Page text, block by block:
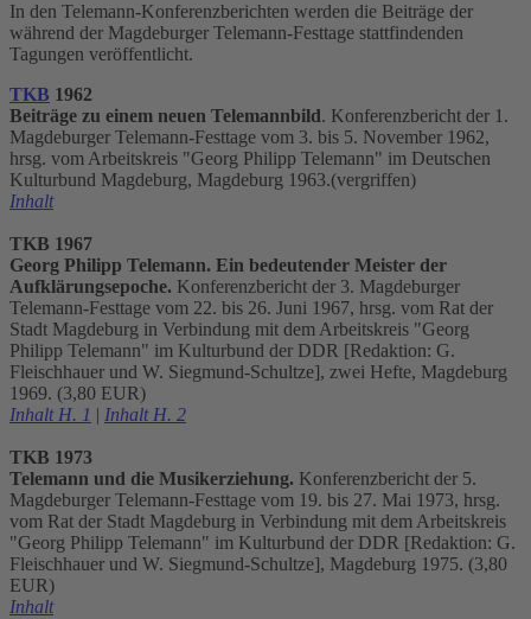
In den Telemann-Konferenzberichten werden die Beiträge der
während der Magdeburger Telemann-Festtage stattfindenden
Tagungen veröffentlicht.
TKB 1962
Beiträge zu einem neuen Telemannbild. Konferenzbericht der 1.
Magdeburger Telemann-Festtage vom 3. bis 5. November 1962,
hrsg. vom Arbeitskreis "Georg Philipp Telemann" im Deutschen
Kulturbund Magdeburg, Magdeburg 1963.(vergriffen)
Inhalt
TKB 1967
Georg Philipp Telemann. Ein bedeutender Meister der
Aufklärungsepoche. Konferenzbericht der 3. Magdeburger
Telemann-Festtage vom 22. bis 26. Juni 1967, hrsg. vom Rat der
Stadt Magdeburg in Verbindung mit dem Arbeitskreis "Georg
Philipp Telemann" im Kulturbund der DDR [Redaktion: G.
Fleischhauer und W. Siegmund-Schultze], zwei Hefte, Magdeburg
1969. (3,80 EUR)
Inhalt H. 1 | Inhalt H. 2
TKB 1973
Telemann und die Musikerziehung. Konferenzbericht der 5.
Magdeburger Telemann-Festtage vom 19. bis 27. Mai 1973, hrsg.
vom Rat der Stadt Magdeburg in Verbindung mit dem Arbeitskreis
"Georg Philipp Telemann" im Kulturbund der DDR [Redaktion: G.
Fleischhauer und W. Siegmund-Schultze], Magdeburg 1975. (3,80
EUR)
Inhalt